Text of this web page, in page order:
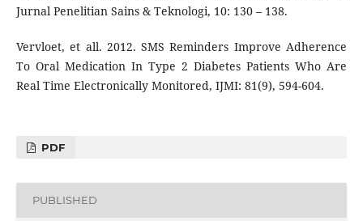
Jurnal Penelitian Sains & Teknologi, 10: 130 – 138.
Vervloet, et all. 2012. SMS Reminders Improve Adherence
To Oral Medication In Type 2 Diabetes Patients Who Are
Real Time Electronically Monitored, IJMI: 81(9), 594-604.
PDF
PUBLISHED